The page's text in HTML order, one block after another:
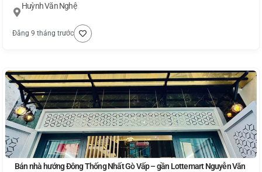
Huỳnh Văn Nghệ
Đăng 9 tháng trước
Bán nhà hướng Đông Thống Nhất Gò Vấp – gần Lottemart Nguyễn Văn